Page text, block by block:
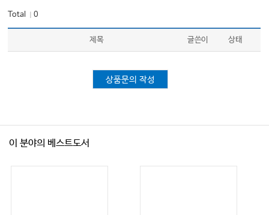
Total ｜0
제목 글쓴이 상태
상품문의 작성
이 분야의 베스트도서